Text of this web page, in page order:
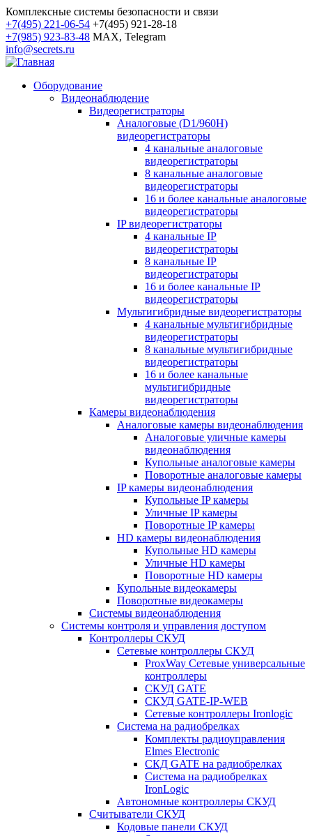
Комплексные системы безопасности и связи
+7(495) 221-06-54 +7(495) 921-28-18
+7(985) 923-83-48 MAX, Telegram
info@secrets.ru
Оборудование
Видеонаблюдение
Видеорегистраторы
Аналоговые (D1/960H)
видеорегистраторы
4 канальные аналоговые
видеорегистраторы
8 канальные аналоговые
видеорегистраторы
16 и более канальные аналоговые
видеорегистраторы
IP видеорегистраторы
4 канальные IP
видеорегистраторы
8 канальные IP
видеорегистраторы
16 и более канальные IP
видеорегистраторы
Мультигибридные видеорегистраторы
4 канальные мультигибридные
видеорегистраторы
8 канальные мультигибридные
видеорегистраторы
16 и более канальные
мультигибридные
видеорегистраторы
Камеры видеонаблюдения
Аналоговые камеры видеонаблюдения
Аналоговые уличные камеры
видеонаблюдения
Купольные аналоговые камеры
Поворотные аналоговые камеры
IP камеры видеонаблюдения
Купольные IP камеры
Уличные IP камеры
Поворотные IP камеры
HD камеры видеонаблюдения
Купольные HD камеры
Уличные HD камеры
Поворотные HD камеры
Купольные видеокамеры
Поворотные видеокамеры
Системы видеонаблюдения
Системы контроля и управления доступом
Контроллеры СКУД
Сетевые контроллеры СКУД
ProxWay Сетевые универсальные
контроллеры
СКУД GATE
СКУД GATE-IP-WEB
Сетевые контроллеры Ironlogic
Система на радиобрелках
Комплекты радиоуправления
Elmes Electronic
СКД GATE на радиобрелках
Система на радиобрелках
IronLogic
Автономные контроллеры СКУД
Считыватели СКУД
Кодовые панели СКУД